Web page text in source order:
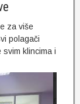
za više
polagači
klincima i